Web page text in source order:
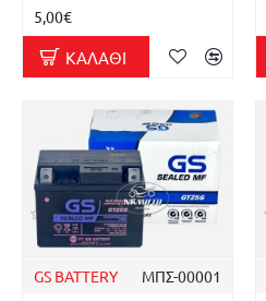
5,00€
ΚΑΛΆΘΙ
GS BATTERY ΜΠΣ-00001